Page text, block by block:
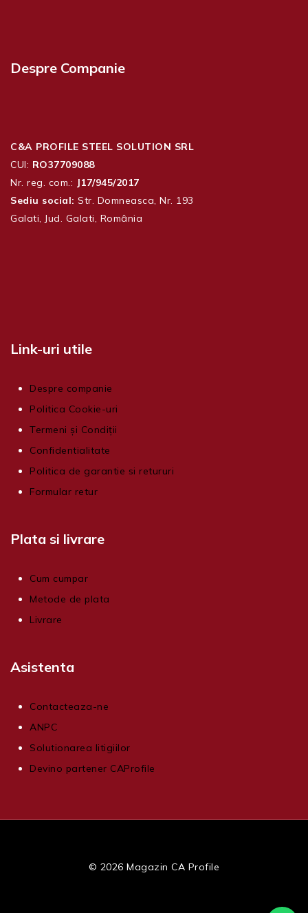
Despre Companie
C&A PROFILE STEEL SOLUTION SRL
CUI: RO37709088
Nr. reg. com.: J17/945/2017
Sediu social: Str. Domneasca, Nr. 193
Galati, Jud. Galati, România
Link-uri utile
Despre companie
Politica Cookie-uri
Termeni și Condiții
Confidentialitate
Politica de garantie si retururi
Formular retur
Plata si livrare
Cum cumpar
Metode de plata
Livrare
Asistenta
Contacteaza-ne
ANPC
Solutionarea litigiilor
Devino partener CAProfile
© 2026 Magazin CA Profile